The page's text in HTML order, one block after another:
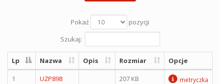
Pokaż
pozycji
Szukaj:
Lp Nazwa Opis Rozmiar Opcje
1 UZP898 207 KB metryczka